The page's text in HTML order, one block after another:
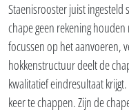
Staenisrooster juist ingesteld
chape geen rekening
focussen op het aanvoeren,
hokkenstructuur deelt de
kwalitatief eindresultaat
keer te chappen. Zijn de